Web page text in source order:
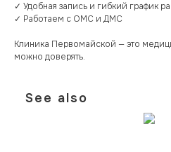
✓ Удобная запись и гибкий график
✓ Работаем с ОМС и ДМС
Клиника Первомайской — это
можно доверять.
See also